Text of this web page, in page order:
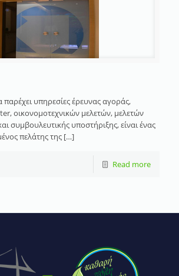
παρέχει υπηρεσίες έρευνας αγοράς,
οικονομοτεχνικών μελετών, μελετών
συμβουλευτικής υποστήριξης, είναι ένας
πελάτης της […]
Read more